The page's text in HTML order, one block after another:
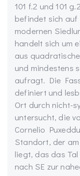
101 f.2 und 101
befindet sich auf
modernen
handelt sich um
aus
und mindestens
aufragt. Die
definiert und
Ort durch nicht-
untersucht, die
Cornelio
Standort, der
liegt, das das
nach SE zur